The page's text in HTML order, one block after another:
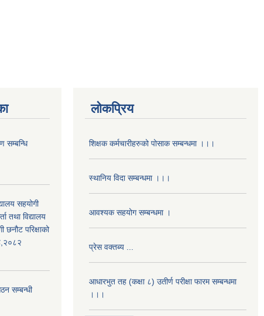
सम्बन्धि
सहयोगी
तथा विद्यालय
छनौट परिक्षाको
सम्बन्धी
लोकप्रिय
शिक्षक कर्मचारीहरुको पोसाक सम्बन्धमा ।।।
स्थानिय विदा सम्बन्धमा ।।।
आवश्यक सहयोग सम्बन्धमा ।
प्रेस वक्तब्य ...
आधारभुत तह (कक्षा ८) उतीर्ण परीक्षा फारम सम्बन्धमा
।।।